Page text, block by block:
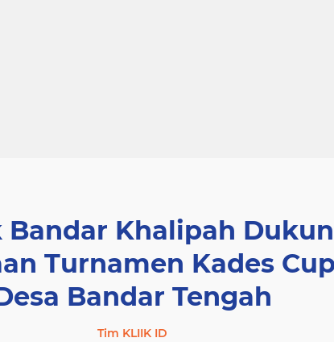
Bandar Khalipah
Turnamen Kades
Bandar Tengah
Tim KLIIK ID